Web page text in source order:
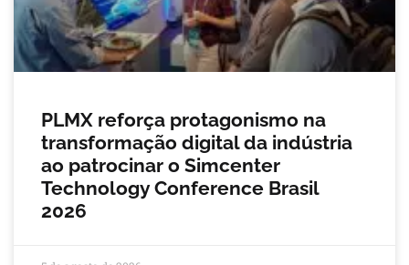
PLMX reforça protagonismo na
transformação digital da indústria
ao patrocinar o Simcenter
Technology Conference Brasil
2026